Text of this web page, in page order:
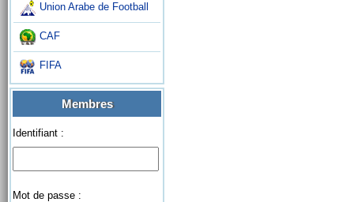
Union Arabe de Football
CAF
FIFA
Membres
Identifiant :
Mot de passe :